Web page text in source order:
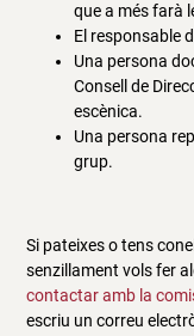
que a més farà
El responsable
Una persona
Consell de
escènica.
Una persona
grup.
Si pateixes o tens
senzillament vols fer
contactar amb la
escriu un correu